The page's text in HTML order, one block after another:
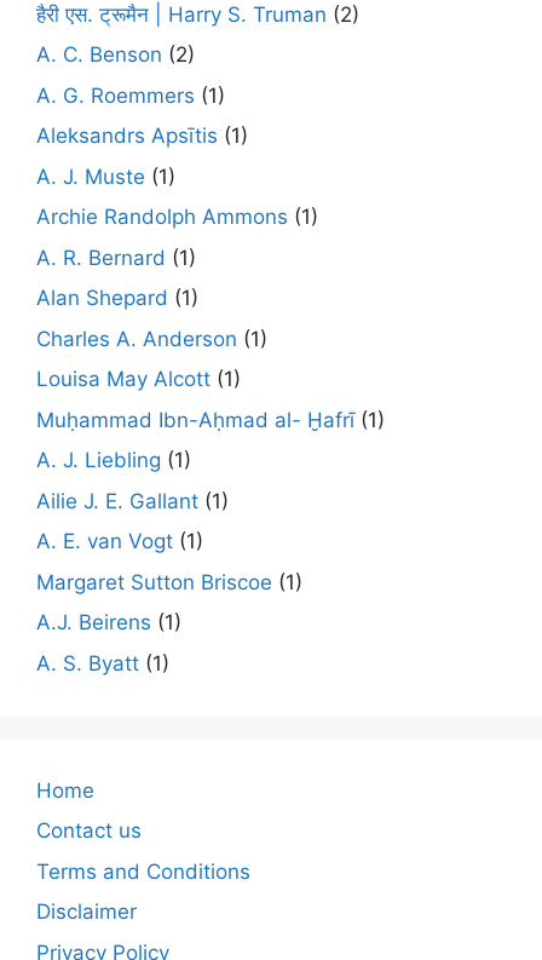
हैरी एस. ट्रूमैन | Harry S. Truman (2)
A. C. Benson (2)
A. G. Roemmers (1)
Aleksandrs Apsītis (1)
A. J. Muste (1)
Archie Randolph Ammons (1)
A. R. Bernard (1)
Alan Shepard (1)
Charles A. Anderson (1)
Louisa May Alcott (1)
Muḥammad Ibn-Aḥmad al- Ḫafrī(1)
A. J. Liebling (1)
Ailie J. E. Gallant (1)
A. E. van Vogt (1)
Margaret Sutton Briscoe (1)
A.J. Beirens (1)
A. S. Byatt (1)
Home
Contact us
Terms and Conditions
Disclaimer
Privacy Policy